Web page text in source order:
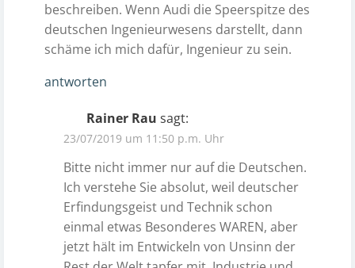
beschreiben. Wenn Audi die Speerspitze des
deutschen Ingenieurwesens darstellt, dann
schäme ich mich dafür, Ingenieur zu sein.
antworten
Rainer Rau sagt:
23/07/2019 um 11:50 p.m. Uhr
Bitte nicht immer nur auf die Deutschen.
Ich verstehe Sie absolut, weil deutscher
Erfindungsgeist und Technik schon
einmal etwas Besonderes WAREN, aber
jetzt hält im Entwickeln von Unsinn der